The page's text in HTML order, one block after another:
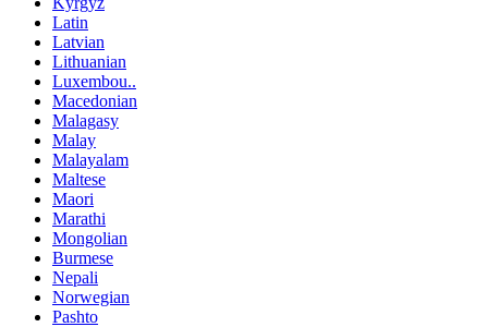
Latin
Latvian
Lithuanian
Luxembou..
Macedonian
Malagasy
Malay
Malayalam
Maltese
Maori
Marathi
Mongolian
Burmese
Nepali
Norwegian
Pashto